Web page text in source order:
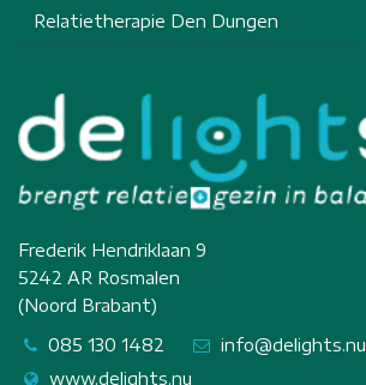
Relatietherapie Den Dungen
Frederik Hendriklaan 9
5242 AR Rosmalen
(Noord Brabant)
085 130 1482
info@delights.nu
www.delights.nu